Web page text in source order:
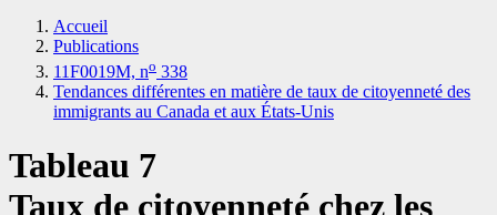
Accueil
Publications
11F0019M, no 338
Tendances différentes en matière de taux de citoyenneté des
immigrants au Canada et aux États-Unis
Tableau 7
Taux de citoyenneté chez les